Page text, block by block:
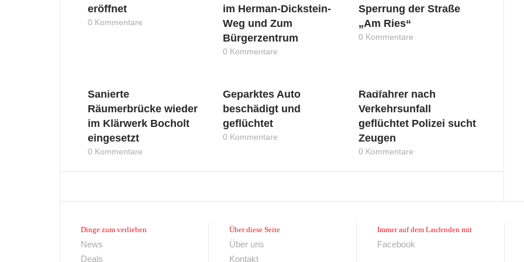
eröffnet
0 Kommentare
im Herman-Dickstein-
Weg und Zum
Bürgerzentrum
0 Kommentare
Sperrung der Straße
„Am Ries“
0 Kommentare
News
Sanierte
Räumerbrücke wieder
im Klärwerk Bocholt
eingesetzt
0 Kommentare
News
Geparktes Auto
beschädigt und
geflüchtet
0 Kommentare
News
Radfahrer nach
Verkehrsunfall
geflüchtet Polizei sucht
Zeugen
0 Kommentare
Dinge zum verlieben
News
Deals
Über diese Seite
Über uns
Kontakt
Immer auf dem Laufenden mit
Facebook